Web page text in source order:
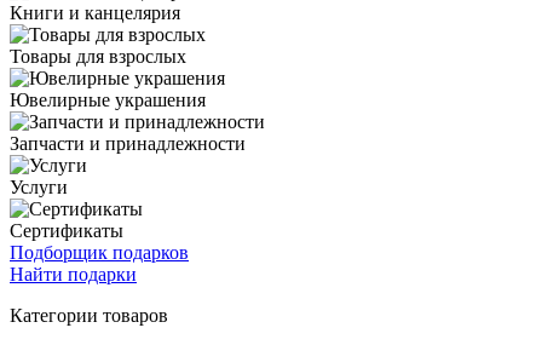
Книги и канцелярия
Товары для взрослых
Ювелирные украшения
Запчасти и принадлежности
Услуги
Сертификаты
Подборщик подарков
Найти подарки
Категории товаров